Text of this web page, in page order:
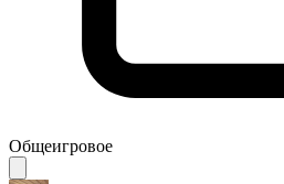
Общеигровое